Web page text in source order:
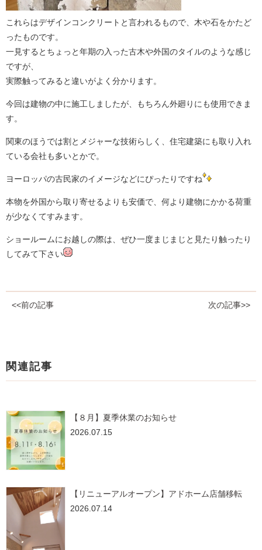
これらはデザインコンクリートと言われるもので、木や石をかたど
ったものです。
一見するとちょっと年期の入った古木や外国のタイルのような感じ
ですが、
実際触ってみると違いがよく分かります。
今回は建物の中に施工しましたが、もちろん外廻りにも使用できま
す。
関東のほうでは割とメジャーな技術らしく、住宅建築にも取り入れ
ている会社も多いとかで。
ヨーロッパの古民家のイメージなどにぴったりですね
本物を外国から取り寄せるよりも安価で、何より建物にかかる荷重
が少なくてすみます。
ショールームにお越しの際は、ぜひ一度まじまじと見たり触ったり
してみて下さい
<<前の記事 次の記事>>
関連記事
【８月】夏季休業のお知らせ
2026.07.15
【リニューアルオープン】アドホーム店舗移転
2026.07.14